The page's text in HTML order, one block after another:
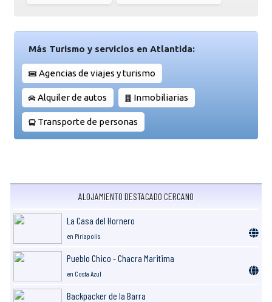
Más Turismo y servicios en Atlantida:
Agencias de viajes y turismo
Alquiler de autos Inmobiliarias
Transporte de personas
ALOJAMIENTO DESTACADO CERCANO
La Casa del Hornero
en Piriapolis
Pueblo Chico - Chacra Maritima
en Costa Azul
Backpacker de la Barra